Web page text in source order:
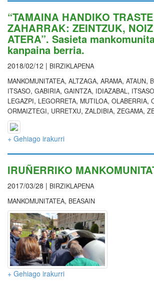
“TAMAINA HANDIKO TRASTE
ZAHARRAK: ZEINTZUK,
ATERA”. Sasieta
kanpaina berria.
2018/02/12 | BIRZIKLAPENA
MANKOMUNITATEA, ALTZAGA, ARAMA, ATAUN,
ITSASO, GABIRIA, GAINTZA, IDIAZABAL ,
LEGAZPI, LEGORRETA, MUTILOA, OLABERRIA,
ORMAIZTEGI, URRETXU, ZALDIBIA, ZEGAMA,
+ Gehiago irakurri
IRUÑERRIKO
2017/03/28 | BIRZIKLAPENA
MANKOMUNITATEA, BEASAIN
+ Gehiago irakurri